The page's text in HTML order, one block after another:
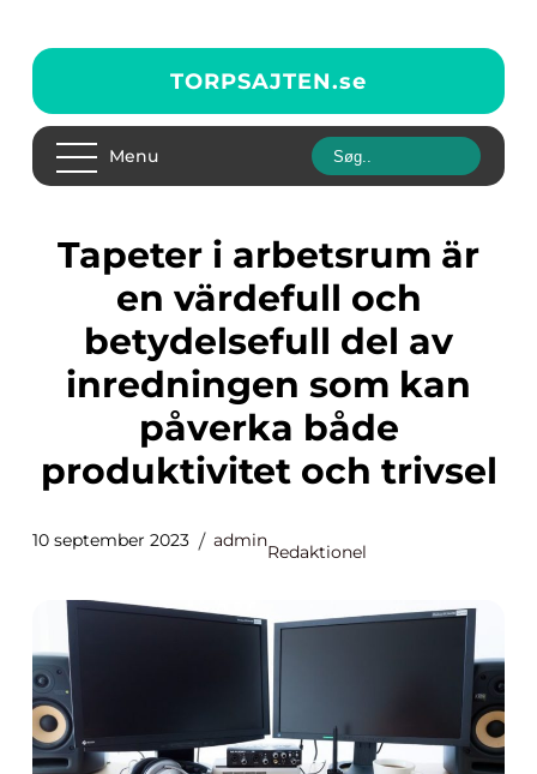
TORPSAJTEN.se
Menu
Tapeter i arbetsrum är
en värdefull och
betydelsefull del av
inredningen som kan
påverka både
produktivitet och trivsel
10 september 2023 admin
Redaktionel